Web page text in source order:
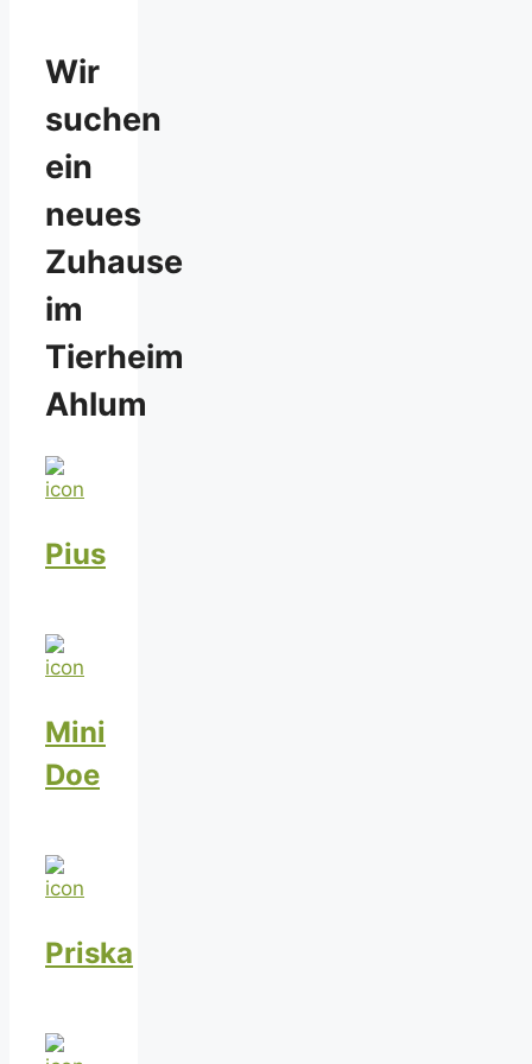
Wir
suchen
ein
neues
Zuhause
im
Tierheim
Ahlum
Pius
Mini
Doe
Priska